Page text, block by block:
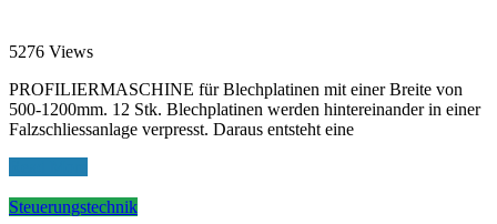
5276 Views
PROFILIERMASCHINE für Blechplatinen mit einer Breite von
500-1200mm. 12 Stk. Blechplatinen werden hintereinander in einer
Falzschliessanlage verpresst. Daraus entsteht eine
Steuerungstechnik